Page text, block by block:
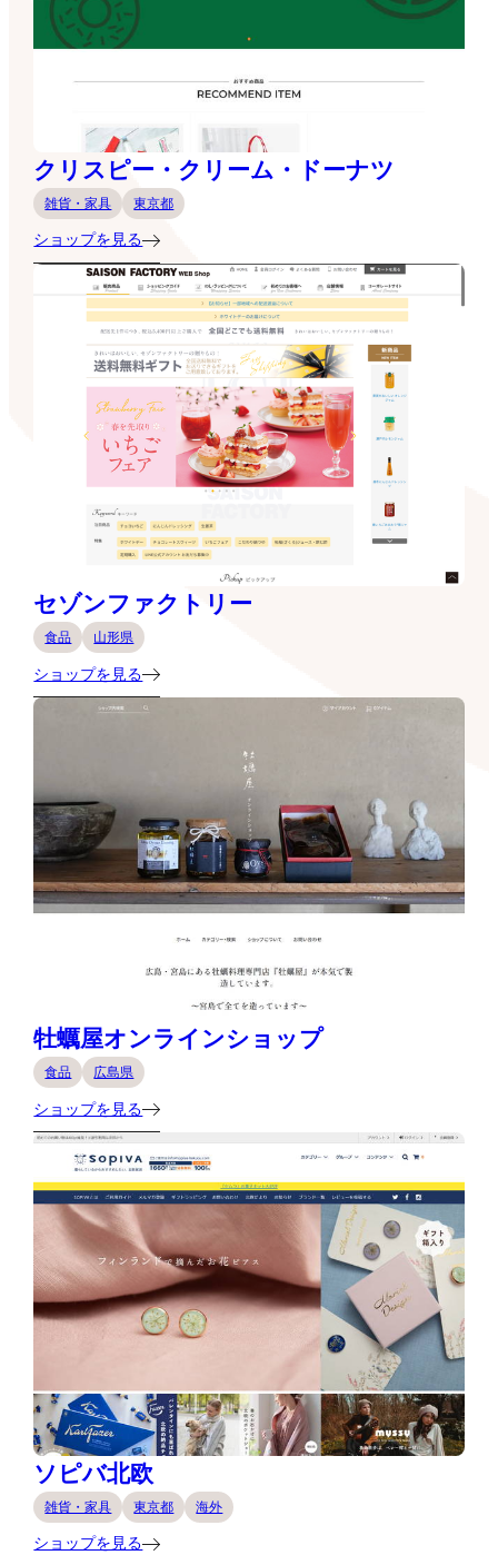
クリスピー・クリーム・ドーナツ
雑貨・家具 東京都
ショップを見る
セゾンファクトリー
食品 山形県
ショップを見る
牡蠣屋オンラインショップ
食品 広島県
ショップを見る
ソピバ北欧
雑貨・家具 東京都 海外
ショップを見る